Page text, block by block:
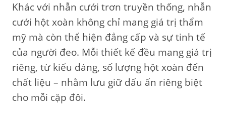
Khác với nhẫn cưới trơn truyền thống, nhẫn
cưới hột xoàn không chỉ mang giá trị thẩm
mỹ mà còn thể hiện đẳng cấp và sự tinh tế
của người đeo. Mỗi thiết kế đều mang giá trị
riêng, từ kiểu dáng, số lượng hột xoàn đến
chất liệu – nhằm lưu giữ dấu ấn riêng biệt
cho mỗi cặp đôi.